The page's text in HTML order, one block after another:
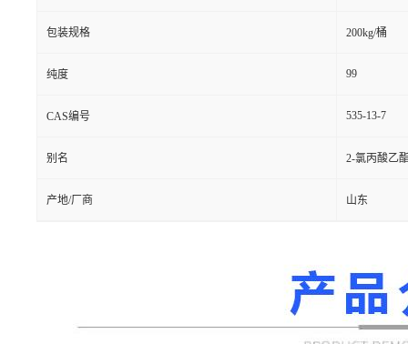
包装规格 200kg/桶
纯度 99
CAS编号 535-13-7
别名 2-氯丙酸乙
产地/厂商 山东